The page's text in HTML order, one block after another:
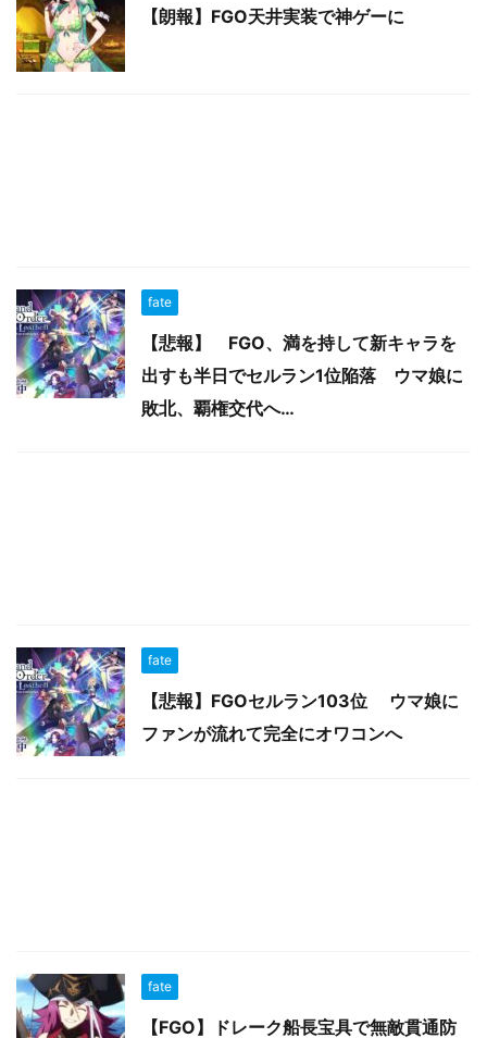
【朗報】FGO天井実装で神ゲーに
fate
【悲報】 FGO、満を持して新キャラを
出すも半日でセルラン1位陥落 ウマ娘に
敗北、覇権交代へ…
fate
【悲報】FGOセルラン103位 ウマ娘に
ファンが流れて完全にオワコンへ
fate
【FGO】ドレーク船長宝具で無敵貫通防